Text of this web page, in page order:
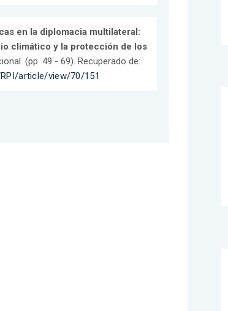
en la diplomacia multilateral:
climático y la protección de los
(pp. 49 - 69). Recuperado de:
article/view/70/151